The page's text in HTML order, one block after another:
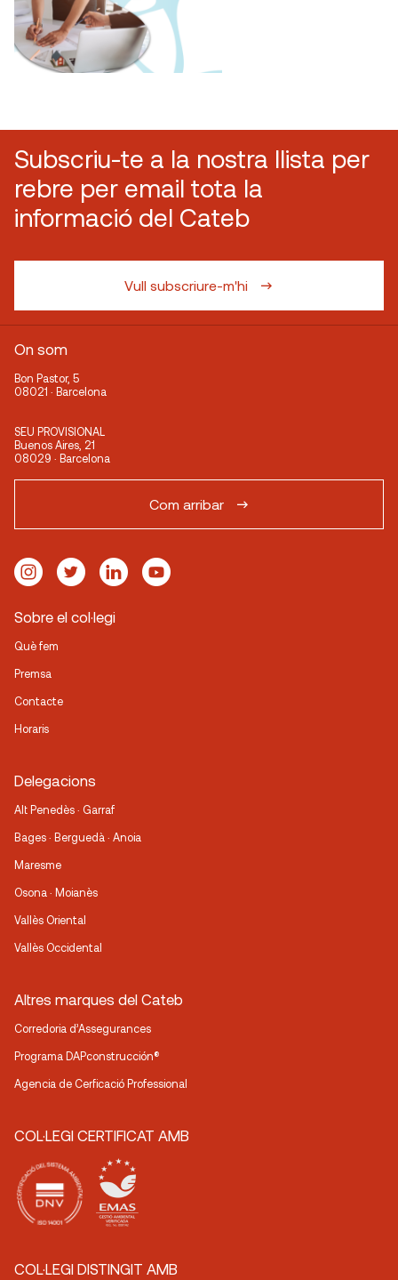
Subscriu-te a la nostra llista per
rebre per email tota la
informació del Cateb
Vull subscriure-m'hi
On som
Bon Pastor, 5
08021 · Barcelona
SEU PROVISIONAL
Buenos Aires, 21
08029 · Barcelona
Com arribar
Sobre el col·legi
Què fem
Premsa
Contacte
Horaris
Delegacions
Alt Penedès · Garraf
Bages · Berguedà · Anoia
Maresme
Osona · Moianès
Vallès Oriental
Vallès Occidental
Altres marques del Cateb
Corredoria d’Assegurances
Programa DAPconstrucción®
Agencia de Cerficació Professional
COL·LEGI CERTIFICAT AMB
COL·LEGI DISTINGIT AMB